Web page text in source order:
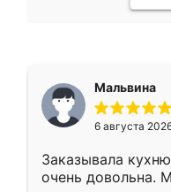
Мальвина
6 августа
Заказывала
очень довольна.